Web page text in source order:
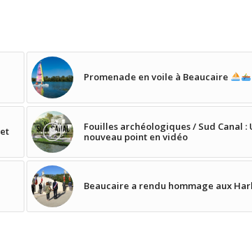
Promenade en voile à Beaucaire
Fouilles archéologiques / Sud Canal :
nouveau point en vidéo
Beaucaire a rendu hommage aux